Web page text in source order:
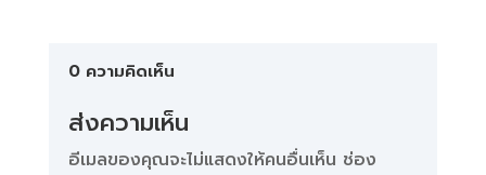
0 ความคิดเห็น
ส่งความเห็น
อีเมลของคุณจะไม่แสดงให้คนอื่นเห็น ช่อง